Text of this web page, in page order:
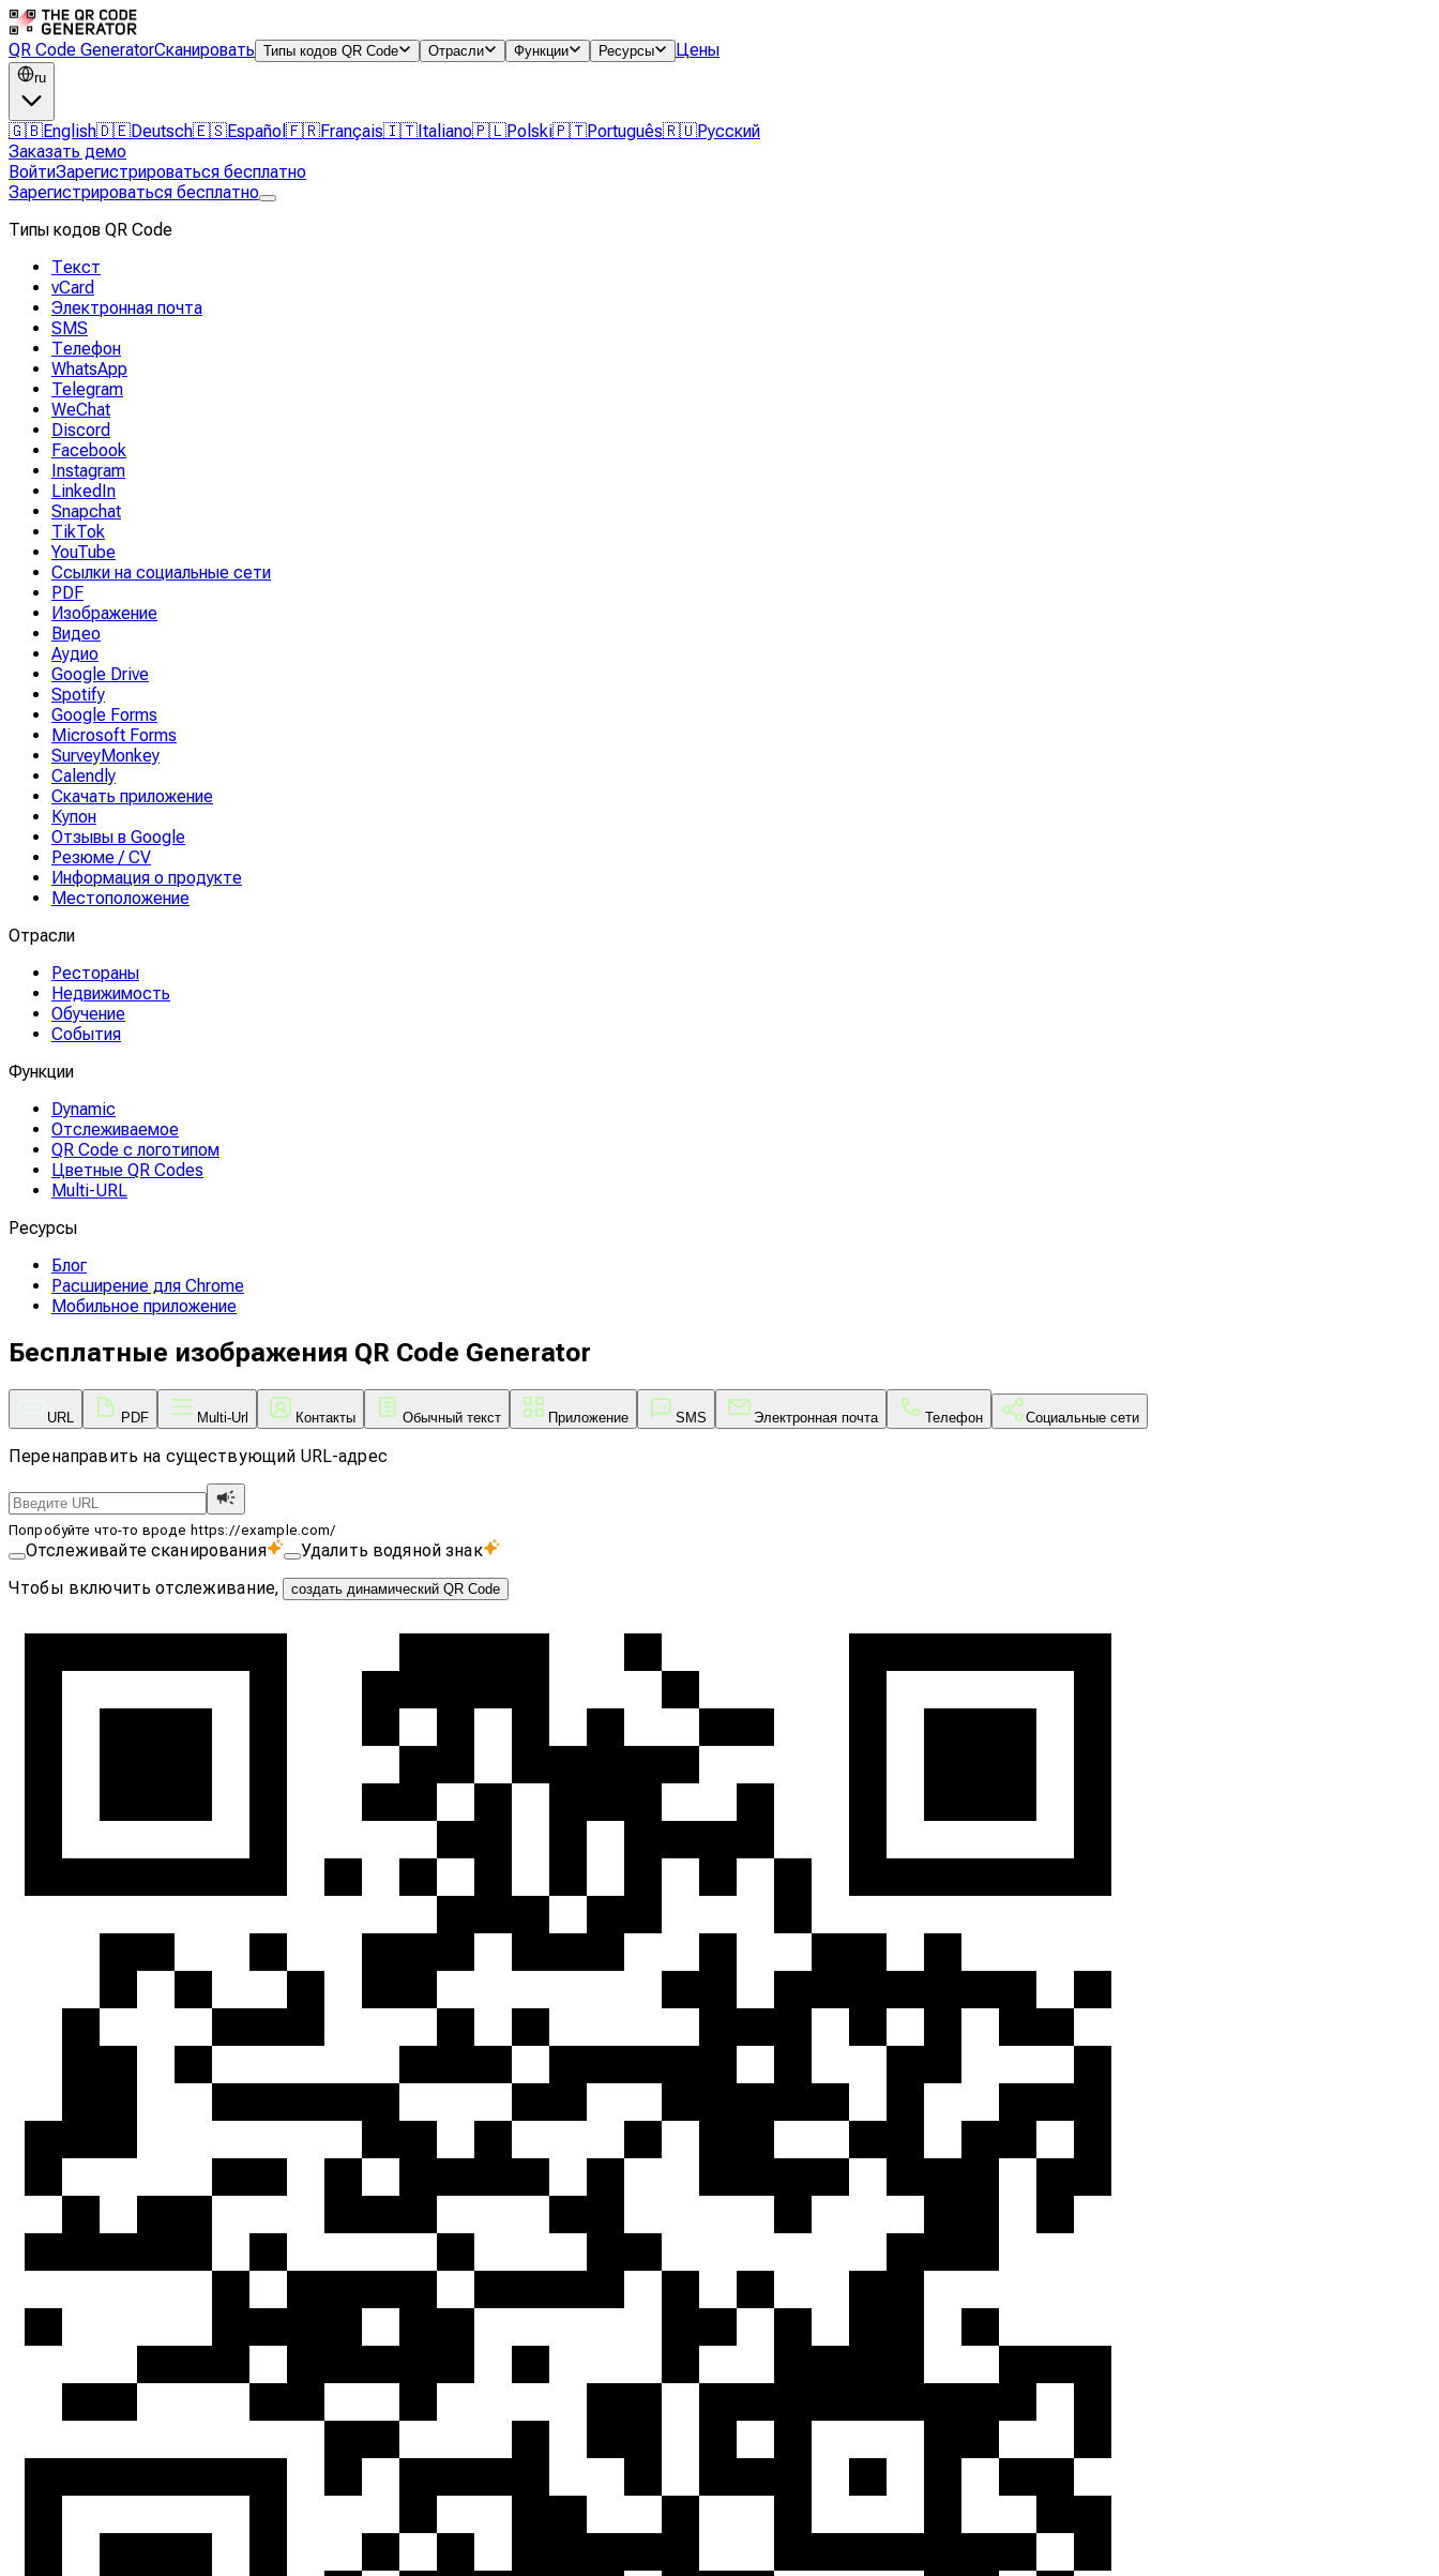
QR Code GeneratorСканировать Типы кодов QR Code Отрасли Функции Ресурсы Цены
ru
🇬🇧English🇩🇪Deutsch🇪🇸Español 🇫🇷Français🇮🇹Italiano🇵🇱Polski🇵🇹Português🇷🇺Русский
Заказать демо
ВойтиЗарегистрироваться бесплатно
Зарегистрироваться бесплатно
Типы кодов QR Code
Текст
vCard
Электронная почта
SMS
Телефон
WhatsApp
Telegram
WeChat
Discord
Facebook
Instagram
LinkedIn
Snapchat
TikTok
YouTube
Ссылки на социальные сети
PDF
Изображение
Видео
Аудио
Google Drive
Spotify
Google Forms
Microsoft Forms
SurveyMonkey
Calendly
Скачать приложение
Купон
Отзывы в Google
Резюме / CV
Информация о продукте
Местоположение
Отрасли
Рестораны
Недвижимость
Обучение
События
Функции
Dynamic
Отслеживаемое
QR Code с логотипом
Цветные QR Codes
Multi-URL
Ресурсы
Блог
Расширение для Chrome
Мобильное приложение
Бесплатные изображения QR Code Generator
URL PDF Multi-Url Контакты Обычный текст Приложение SMS Электронная почта Телефон Социальные сети
Перенаправить на существующий URL-адрес
Попробуйте что-то вроде https://example.com/
Отслеживайте сканирования
Удалить водяной знак
Чтобы включить отслеживание,
создать динамический QR Code